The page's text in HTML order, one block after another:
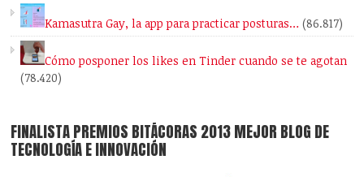
Kamasutra Gay, la app para practicar posturas… (86.817)
Cómo posponer los likes en Tinder cuando se te agotan
(78.420)
FINALISTA PREMIOS BITÁCORAS 2013 MEJOR BLOG DE
TECNOLOGÍA E INNOVACIÓN